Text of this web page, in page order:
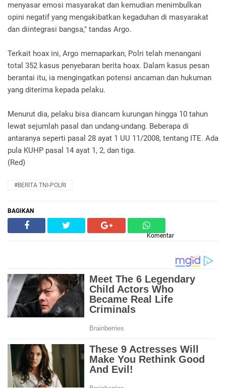
menyasar emosi masyarakat dan kemudian menimbulkan
opini negatif yang mengakibatkan kegaduhan di masyarakat
dan diintegrasi bangsa," tandas Argo.
Terkait hoax ini, Argo memaparkan, Polri telah menangani
total 352 kasus penyebaran berita hoax. Dalam kasus pesan
berantai itu, ia mengingatkan potensi ancaman dan hukuman
yang diterima kepada pelaku.
Menurut dia, pelaku bisa diancam kurungan hingga 10 tahun
lewat sejumlah pasal dan undang-undang. Beberapa di
antaranya seperti pasal 28 ayat 1 UU 11/2008, tentang ITE. Ada
pula KUHP pasal 14 ayat 1, 2, dan tiga.
(Red)
#BERITA TNI-POLRI
BAGIKAN
Komentar